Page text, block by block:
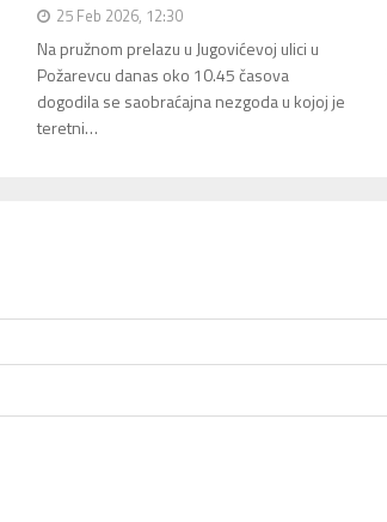
25 Feb 2026, 12:30
Na pružnom prelazu u Jugovićevoj ulici u
Požarevcu danas oko 10.45 časova
dogodila se saobraćajna nezgoda u kojoj je
teretni…